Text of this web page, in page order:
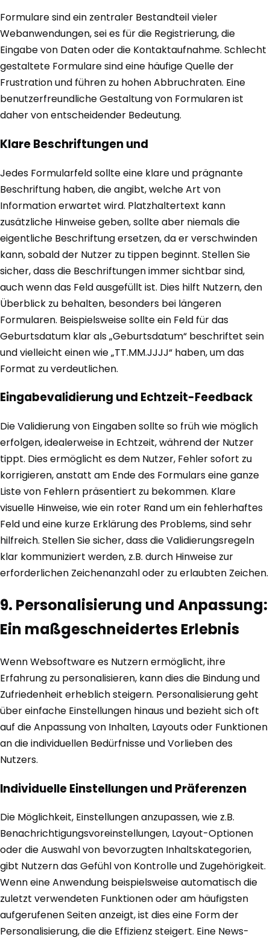
Formulare sind ein zentraler Bestandteil vieler
Webanwendungen, sei es für die Registrierung, die
Eingabe von Daten oder die Kontaktaufnahme. Schlecht
gestaltete Formulare sind eine häufige Quelle der
Frustration und führen zu hohen Abbruchraten. Eine
benutzerfreundliche Gestaltung von Formularen ist
daher von entscheidender Bedeutung.
Klare Beschriftungen und
Jedes Formularfeld sollte eine klare und prägnante
Beschriftung haben, die angibt, welche Art von
Information erwartet wird. Platzhaltertext kann
zusätzliche Hinweise geben, sollte aber niemals die
eigentliche Beschriftung ersetzen, da er verschwinden
kann, sobald der Nutzer zu tippen beginnt. Stellen Sie
sicher, dass die Beschriftungen immer sichtbar sind,
auch wenn das Feld ausgefüllt ist. Dies hilft Nutzern, den
Überblick zu behalten, besonders bei längeren
Formularen. Beispielsweise sollte ein Feld für das
Geburtsdatum klar als „Geburtsdatum“ beschriftet sein
und vielleicht einen wie „TT.MM.JJJJ“ haben, um das
Format zu verdeutlichen.
Eingabevalidierung und Echtzeit-Feedback
Die Validierung von Eingaben sollte so früh wie möglich
erfolgen, idealerweise in Echtzeit, während der Nutzer
tippt. Dies ermöglicht es dem Nutzer, Fehler sofort zu
korrigieren, anstatt am Ende des Formulars eine ganze
Liste von Fehlern präsentiert zu bekommen. Klare
visuelle Hinweise, wie ein roter Rand um ein fehlerhaftes
Feld und eine kurze Erklärung des Problems, sind sehr
hilfreich. Stellen Sie sicher, dass die Validierungsregeln
klar kommuniziert werden, z.B. durch Hinweise zur
erforderlichen Zeichenanzahl oder zu erlaubten Zeichen.
9. Personalisierung und Anpassung:
Ein maßgeschneidertes Erlebnis
Wenn Websoftware es Nutzern ermöglicht, ihre
Erfahrung zu personalisieren, kann dies die Bindung und
Zufriedenheit erheblich steigern. Personalisierung geht
über einfache Einstellungen hinaus und bezieht sich oft
auf die Anpassung von Inhalten, Layouts oder Funktionen
an die individuellen Bedürfnisse und Vorlieben des
Nutzers.
Individuelle Einstellungen und Präferenzen
Die Möglichkeit, Einstellungen anzupassen, wie z.B.
Benachrichtigungsvoreinstellungen, Layout-Optionen
oder die Auswahl von bevorzugten Inhaltskategorien,
gibt Nutzern das Gefühl von Kontrolle und Zugehörigkeit.
Wenn eine Anwendung beispielsweise automatisch die
zuletzt verwendeten Funktionen oder am häufigsten
aufgerufenen Seiten anzeigt, ist dies eine Form der
Personalisierung, die die Effizienz steigert. Eine News-